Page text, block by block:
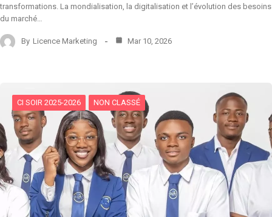
transformations. La mondialisation, la digitalisation et l’évolution des besoins
du marché…
By Licence Marketing Mar 10, 2026
CI SOIR 2025-2026 NON CLASSÉ